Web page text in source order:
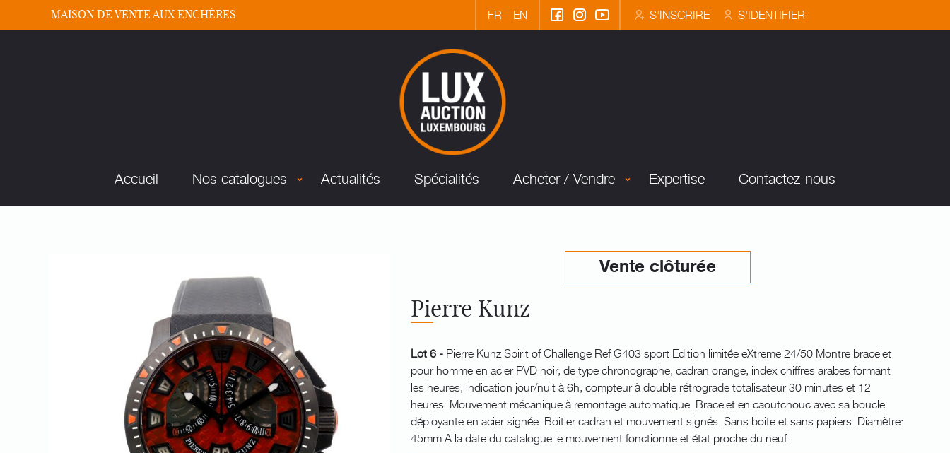
MAISON DE VENTE AUX ENCHÈRES FR EN S'INSCRIRE S'IDENTIFIER
Accueil Nos catalogues Actualités Spécialités Acheter / Vendre Expertise Contactez-nous
Vente clôturée
Pierre Kunz
Lot 6 - Pierre Kunz Spirit of Challenge Ref G403 sport Edition limitée eXtreme 24/50 Montre bracelet
pour homme en acier PVD noir, de type chronographe, cadran orange, index chiffres arabes formant
les heures, indication jour/nuit à 6h, compteur à double rétrograde totalisateur 30 minutes et 12
heures. Mouvement mécanique à remontage automatique. Bracelet en caoutchouc avec sa boucle
déployante en acier signée. Boitier cadran et mouvement signés. Sans boite et sans papiers. Diamètre:
45mm A la date du catalogue le mouvement fonctionne et état proche du neuf.